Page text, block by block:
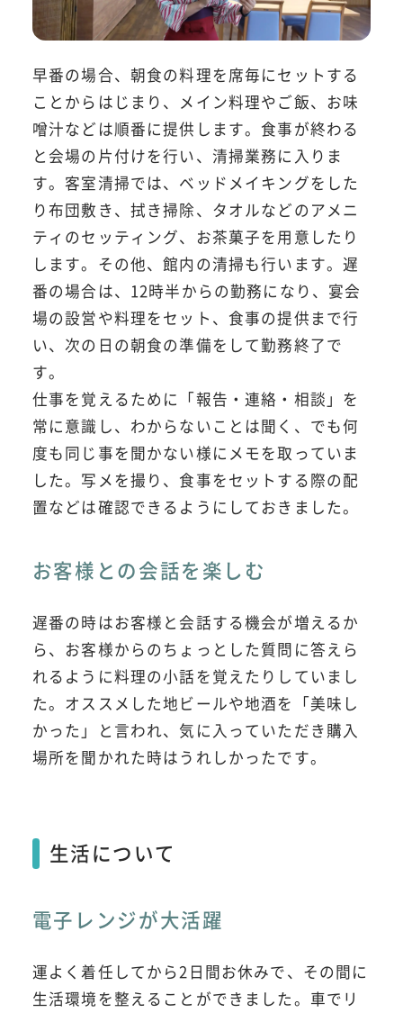
早番の場合、朝食の料理を席毎にセットする
ことからはじまり、メイン料理やご飯、お味
噌汁などは順番に提供します。食事が終わる
と会場の片付けを行い、清掃業務に入りま
す。客室清掃では、ベッドメイキングをした
り布団敷き、拭き掃除、タオルなどのアメニ
ティのセッティング、お茶菓子を用意したり
します。その他、館内の清掃も行います。遅
番の場合は、12時半からの勤務になり、宴会
場の設営や料理をセット、食事の提供まで行
い、次の日の朝食の準備をして勤務終了で
す。
仕事を覚えるために「報告・連絡・相談」を
常に意識し、わからないことは聞く、でも何
度も同じ事を聞かない様にメモを取っていま
した。写メを撮り、食事をセットする際の配
置などは確認できるようにしておきました。
お客様との会話を楽しむ
遅番の時はお客様と会話する機会が増えるか
ら、お客様からのちょっとした質問に答えら
れるように料理の小話を覚えたりしていまし
た。オススメした地ビールや地酒を「美味し
かった」と言われ、気に入っていただき購入
場所を聞かれた時はうれしかったです。
生活について
電子レンジが大活躍
運よく着任してから2日間お休みで、その間に
生活環境を整えることができました。車でリ